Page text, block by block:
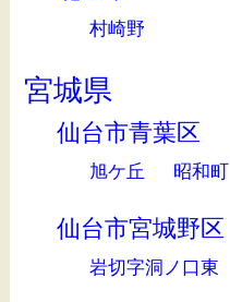
村崎野
宮城県
仙台市青葉区
旭ケ丘 昭和町
仙台市宮城野区
岩切字洞ノ口東